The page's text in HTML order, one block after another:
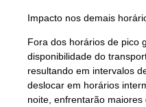
Impacto nos demais
Fora dos horários de pico
disponibilidade do
resultando em intervalos
deslocar em horários
noite, enfrentarão